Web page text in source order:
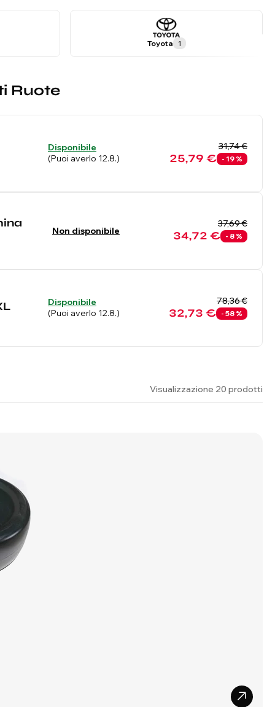
Toyota 1
Ruote
25,79 € - 19 %
31,74 €
Disponibile
(Puoi averlo 12.8.)
34,72 € - 8 %
37,69 €
Non disponibile
32,73 € - 58 %
78,36 €
Disponibile
(Puoi averlo 12.8.)
Visualizzazione 20 prodotti